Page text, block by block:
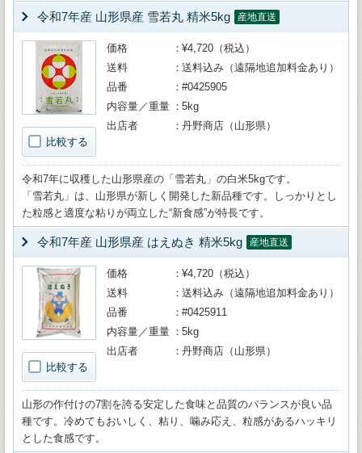
令和7年産 山形県産 雪若丸 精米5kg 産地直送
比較する
価格
¥4,720（税込）
送料
送料込み（遠隔地追加料金あり）
品番
#0425905
内容量／重量
5kg
出店者
丹野商店（山形県）
令和7年に収穫した山形県産の「雪若丸」の白米5kgです。
「雪若丸」は、山形県が新しく開発した新品種です。しっかりとし
た粒感と適度な粘りが両立した“新食感”が特長です。
令和7年産 山形県産 はえぬき 精米5kg 産地直送
比較する
価格
¥4,720（税込）
送料
送料込み（遠隔地追加料金あり）
品番
#0425911
内容量／重量
5kg
出店者
丹野商店（山形県）
山形の作付けの7割を誇る安定した食味と品質のバランスが良い品
種です。冷めてもおいしく、粘り、噛み応え、粒感があるハッキリ
とした食感です。